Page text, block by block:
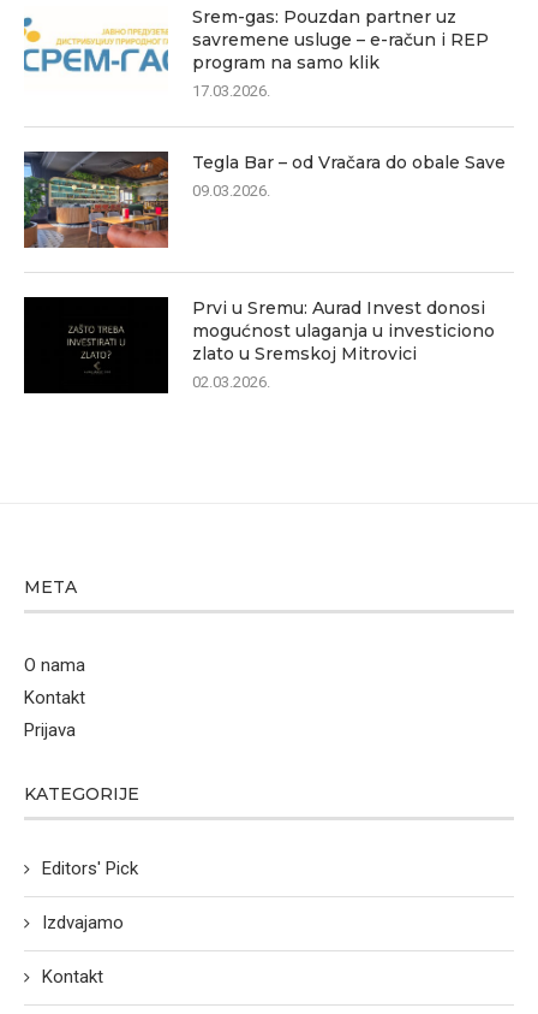
Srem-gas: Pouzdan partner uz
savremene usluge – e-račun i REP
program na samo klik
17.03.2026.
Tegla Bar – od Vračara do obale Save
09.03.2026.
Prvi u Sremu: Aurad Invest donosi
mogućnost ulaganja u investiciono
zlato u Sremskoj Mitrovici
02.03.2026.
META
O nama
Kontakt
Prijava
KATEGORIJE
Editors' Pick
Izdvajamo
Kontakt